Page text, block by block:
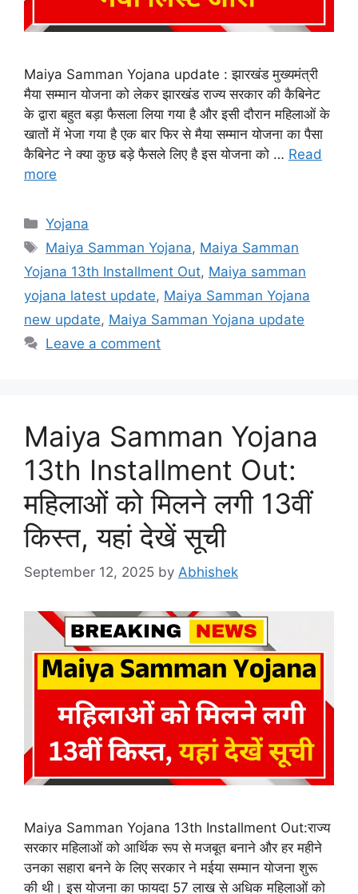
Maiya Samman Yojana update : झारखंड मुख्यमंत्री
मैया सम्मान योजना को लेकर झारखंड राज्य सरकार की कैबिनेट
के द्वारा बहुत बड़ा फैसला लिया गया है और इसी दौरान महिलाओं के
खातों में भेजा गया है एक बार फिर से मैया सम्मान योजना का पैसा
कैबिनेट ने क्या कुछ बड़े फैसले लिए है इस योजना को … Read
more
Categories
Yojana
Tags
Maiya Samman Yojana, Maiya Samman
Yojana 13th Installment Out, Maiya samman
yojana latest update, Maiya Samman Yojana
new update, Maiya Samman Yojana update
Leave a comment
Maiya Samman Yojana
13th Installment Out:
महिलाओं को मिलने लगी 13वीं
किस्त, यहां देखें सूची
September 12, 2025 by Abhishek
Maiya Samman Yojana 13th Installment Out:राज्य
सरकार महिलाओं को आर्थिक रूप से मजबूत बनाने और हर महीने
उनका सहारा बनने के लिए सरकार ने मईया सम्मान योजना शुरू
की थी। इस योजना का फायदा 57 लाख से अधिक महिलाओं को